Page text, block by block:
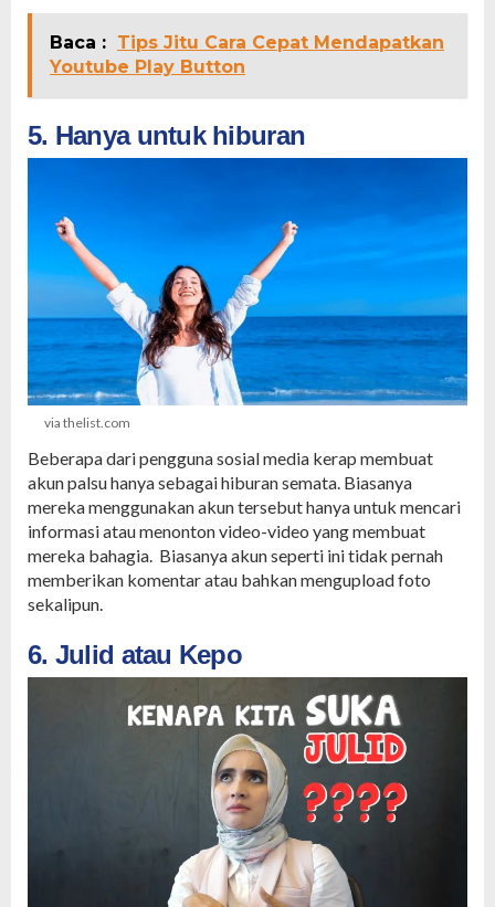
Baca : Tips Jitu Cara Cepat Mendapatkan
Youtube Play Button
5. Hanya untuk hiburan
via thelist.com
Beberapa dari pengguna sosial media kerap membuat
akun palsu hanya sebagai hiburan semata. Biasanya
mereka menggunakan akun tersebut hanya untuk mencari
informasi atau menonton video-video yang membuat
mereka bahagia. Biasanya akun seperti ini tidak pernah
memberikan komentar atau bahkan mengupload foto
sekalipun.
6. Julid atau Kepo